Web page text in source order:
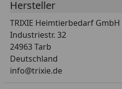
Hersteller
TRIXIE Heimtierbedarf GmbH
Industriestr. 32
24963 Tarb
Deutschland
info@trixie.de